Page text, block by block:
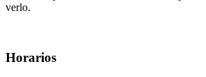
verlo.
Horarios